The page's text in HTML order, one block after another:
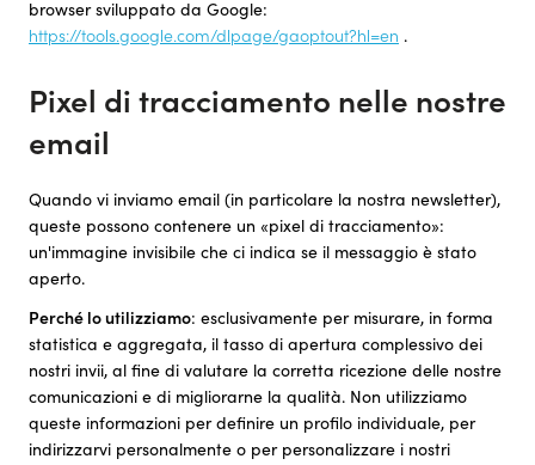
browser sviluppato da Google:
https://tools.google.com/dlpage/gaoptout?hl=en .
Pixel di tracciamento nelle nostre
email
Quando vi inviamo email (in particolare la nostra newsletter),
queste possono contenere un «pixel di tracciamento»:
un'immagine invisibile che ci indica se il messaggio è stato
aperto.
Perché lo utilizziamo: esclusivamente per misurare, in forma
statistica e aggregata, il tasso di apertura complessivo dei
nostri invii, al fine di valutare la corretta ricezione delle nostre
comunicazioni e di migliorarne la qualità. Non utilizziamo
queste informazioni per definire un profilo individuale, per
indirizzarvi personalmente o per personalizzare i nostri